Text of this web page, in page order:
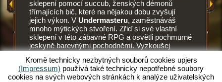
sklepení pomocí succub, ženských démonů
třímajících bič, které na nějakou dobu zvyšují
jejich výkon. V Undermasteru, zaměstnáváš
mnoho mýtických stvoření. Zřiď si své vlastní
sklepení v této zábavné RPG a osvětli pochmurné
jeskyně barevnými pochodněmi. Vyzkoušej
Chceš vědět, co tě očekává? Pak čti dál.
umění
při
dřív,
zemní
pohání
správně
Kromě technicky nezbytných souborů cookies upjers
(Impressum) používá také technicky nepotřebné soubory
cookies na svých webových stránkách k analýze uživatelských